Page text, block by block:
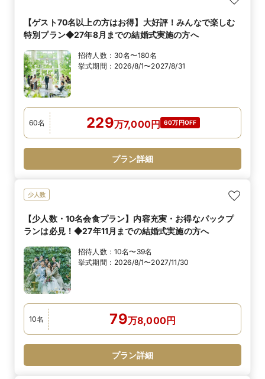
【ゲスト70名以上の方はお得】大好評！みんなで楽しむ
特別プラン◆27年8月までの結婚式実施の方へ
招待人数： 30名〜180名
挙式期間： 2026/8/1〜2027/8/31
60名 229万7,000円 60万円OFF
プラン詳細
少人数
【少人数・10名会食プラン】内容充実・お得なパックプ
ランは必見！◆27年11月までの結婚式実施の方へ
招待人数： 10名〜39名
挙式期間： 2026/8/1〜2027/11/30
10名 79万8,000円
プラン詳細